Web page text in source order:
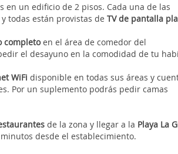
en un edificio de 2 pisos. Cada una de las
todas están provistas deTV de pantalla
completoen el área de comedor del
el desayuno en la comodidad de tu
WiFi disponible en todas sus áreas y
Por un suplemento podrás pedir camas
de la zona y llegar a la Playa La
desde el establecimiento.